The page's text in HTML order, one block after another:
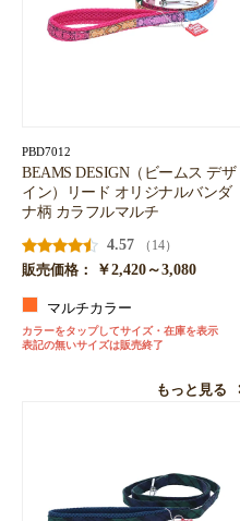
PBD7012
BEAMS DESIGN（ビームス デザ
イン）リード オリジナルバンダ
ナ柄 カラフルマルチ
4.57
（14）
販売価格：
￥2,420～3,080
マルチカラー
カラーをタップしてサイズ・在庫を表示
表記の無いサイズは販売終了
もっと見る